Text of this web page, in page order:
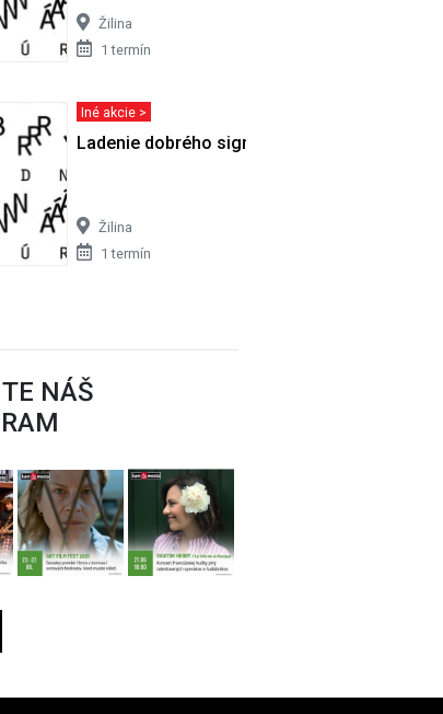
Žilina
1 termín
v
Iné akcie >
Ladenie dobrého signálu - diskusia s…
Žilina
1 termín
NÁŠ